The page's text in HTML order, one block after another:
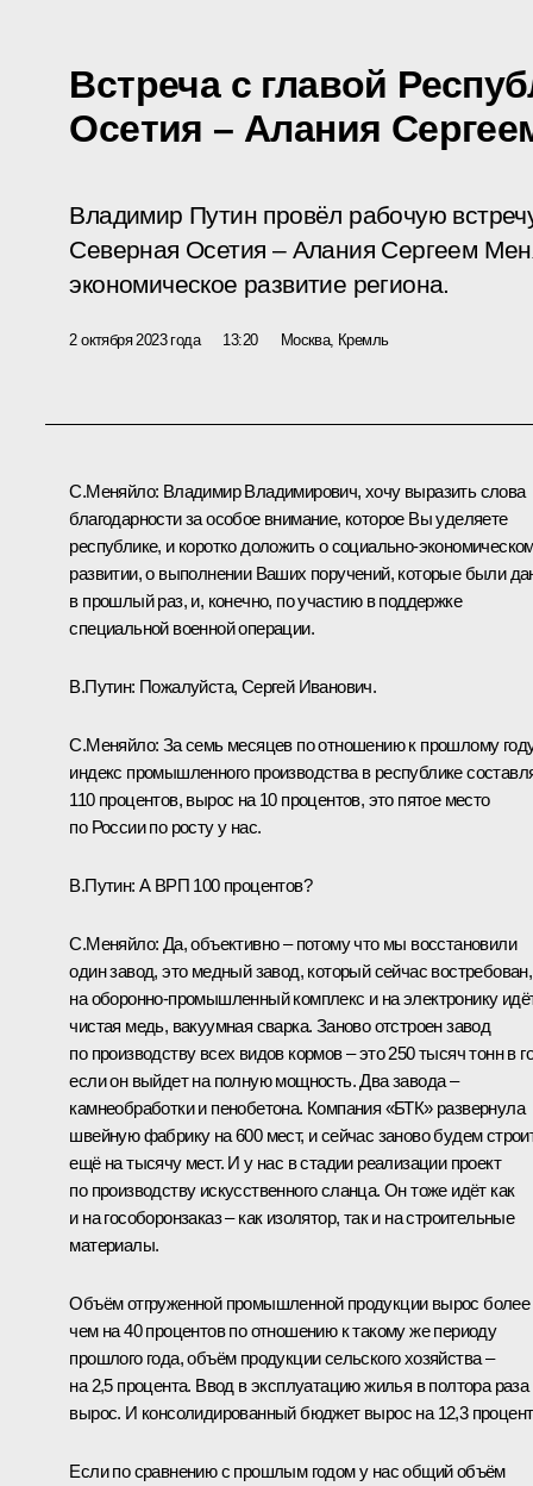
Встреча с главой
Осетия – Алания
Владимир Путин провёл рабочую
Северная Осетия – Алания Сергеем
экономическое развитие региона.
2 октября 2023 года 13:20 Москва, Кремль
С.Меняйло: Владимир Владимирович, хочу выразить слова
благодарности за особое внимание, которое Вы уделяете
республике, и коротко доложить о социально-
развитии, о выполнении Ваших поручений, которые были
в прошлый раз, и, конечно, по участию в поддержке
специальной военной операции.
В.Путин: Пожалуйста, Сергей Иванович.
С.Меняйло: За семь месяцев по отношению к прошлому
индекс промышленного производства в республике
110 процентов, вырос на 10 процентов, это пятое место
по России по росту у нас.
В.Путин: А ВРП 100 процентов?
С.Меняйло: Да, объективно – потому что мы восстановили
один завод, это медный завод, который сейчас востребован,
на оборонно-промышленный комплекс и на электронику
чистая медь, вакуумная сварка. Заново отстроен завод
по производству всех видов кормов – это 250 тысяч тонн в
если он выйдет на полную мощность. Два завода –
камнеобработки и пенобетона. Компания «БТК» развернула
швейную фабрику на 600 мест, и сейчас заново будем
ещё на тысячу мест. И у нас в стадии реализации проект
по производству искусственного сланца. Он тоже идёт как
и на гособоронзаказ – как изолятор, так и на строительные
материалы.
Объём отгруженной промышленной продукции вырос более
чем на 40 процентов по отношению к такому же периоду
прошлого года, объём продукции сельского хозяйства –
на 2,5 процента. Ввод в эксплуатацию жилья в полтора раза
вырос. И консолидированный бюджет вырос на 12,3
Если по сравнению с прошлым годом у нас общий объём